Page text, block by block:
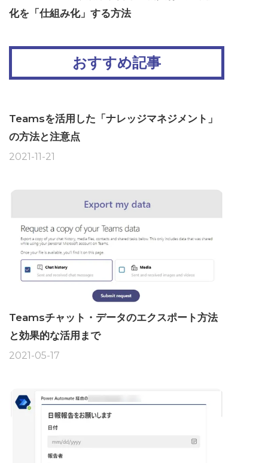
化を「仕組み化」する方法
おすすめ記事
Teamsを活用した「ナレッジマネジメント」
の方法と注意点
2021-11-21
Teamsチャット・データのエクスポート方法
と効果的な活用まで
2021-05-17